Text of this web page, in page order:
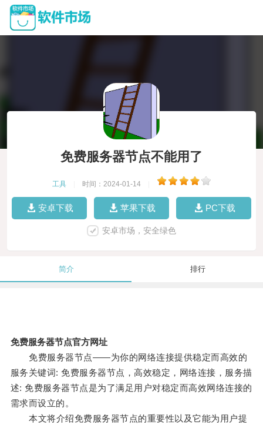
免费服务器节点不能用了
工具 时间：2024-01-14
安卓下载 苹果下载 PC下载
安卓市场，安全绿色
简介 排行
免费服务器节点官方网址
免费服务器节点——为你的网络连接提供稳定而高效的
服务关键词: 免费服务器节点，高效稳定，网络连接，服务描
述: 免费服务器节点是为了满足用户对稳定而高效网络连接的
需求而设立的。
本文将介绍免费服务器节点的重要性以及它能为用户提